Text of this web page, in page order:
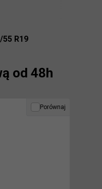
55 R19
od 48h
Porównaj